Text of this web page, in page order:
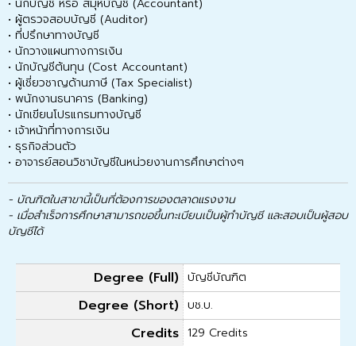
• นักบัญชี หรือ สมุห์บัญชี (Accountant)
• ผู้ตรวจสอบบัญชี (Auditor)
• ที่ปรึกษาทางบัญชี
• นักวางแผนทางการเงิน
• นักบัญชีต้นทุน (Cost Accountant)
• ผู้เชี่ยวชาญด้านภาษี (Tax Specialist)
• พนักงานธนาคาร (Banking)
• นักเขียนโปรแกรมทางบัญชี
• เจ้าหน้าที่ทางการเงิน
• ธุรกิจส่วนตัว
• อาจารย์สอนวิชาบัญชีในหน่วยงานการศึกษาต่างๆ
- บัณฑิตในสาขานี้เป็นที่ต้องการของตลาดแรงงาน
- เมื่อสำเร็จการศึกษาสามารถขอขึ้นทะเบียนเป็นผู้ทำบัญชี และสอบเป็นผู้สอบ
บัญชีได้
Degree (Full) บัญชีบัณฑิต
Degree (Short) บช.บ.
Credits 129 Credits